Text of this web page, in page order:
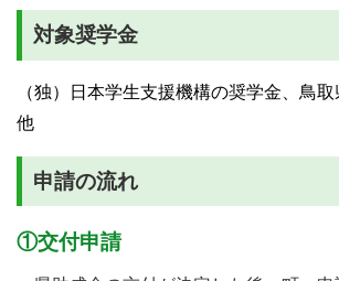
対象奨学金
（独）日本学生支援機構の奨学金、鳥
他
申請の流れ
①交付申請